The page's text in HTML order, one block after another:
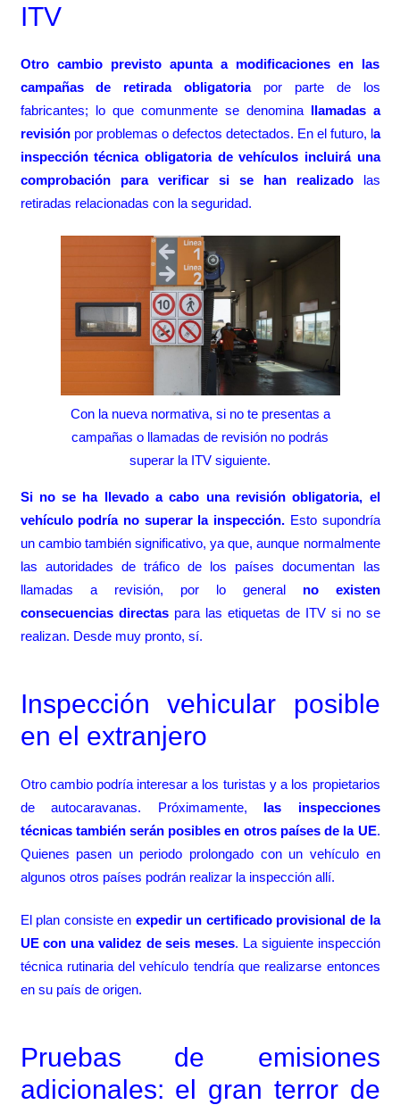
ITV
Otro cambio previsto apunta a modificaciones en las
campañas de retirada obligatoriapor parte de los
fabricantes; lo que comunmente se denomina llamadas a
revisiónpor problemas o defectos detectados. En el futuro, la
inspección técnica obligatoria de vehículos incluirá una
comprobación para verificar si se han realizadolas
retiradas relacionadas con la seguridad.
Con la nueva normativa, si no te presentas a
campañas o llamadas de revisión no podrás
superar la ITV siguiente.
Si no se ha llevado a cabo una revisión obligatoria, el
vehículo podría no superar la inspección. Esto supondría
un cambio también significativo, ya que, aunque normalmente
las autoridades de tráfico de los países documentan las
llamadas a revisión, por lo general no existen
consecuencias directaspara las etiquetas de ITV si no se
realizan. Desde muy pronto, sí.
Inspección vehicular posible
en el extranjero
Otro cambio podría interesar a los turistas y a los propietarios
de autocaravanas. Próximamente, las inspecciones
técnicas también serán posibles en otros países de la UE.
Quienes pasen un periodo prolongado con un vehículo en
algunos otros países podrán realizar la inspección allí.
El plan consiste en expedir un certificado provisional de la
UE con una validez de seis meses. La siguiente inspección
técnica rutinaria del vehículo tendría que realizarse entonces
en su país de origen.
Pruebas de emisiones
adicionales: el gran terror de